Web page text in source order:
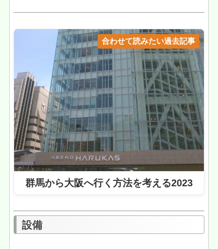
合わせて読みたい過去記事
群馬から大阪へ行く方法を考える2023
設備